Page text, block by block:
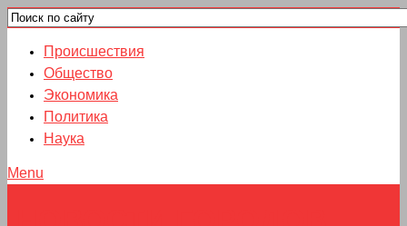
Происшествия
Общество
Экономика
Политика
Наука
Menu